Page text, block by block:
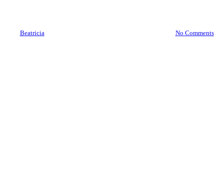
Beatricia No Comments